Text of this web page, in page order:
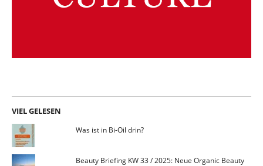
VIEL GELESEN
Was ist in Bi-Oil drin?
Beauty Briefing KW 33 / 2025: Neue Organic Beauty